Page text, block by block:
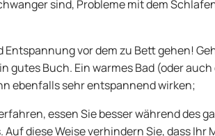
sind, Probleme mit dem
Entspannung vor dem zu Bett gehen!
gutes Buch. Ein warmes Bad (oder
ebenfalls sehr entspannend wirken;
essen Sie besser während des
diese Weise verhindern Sie, dass Ihr